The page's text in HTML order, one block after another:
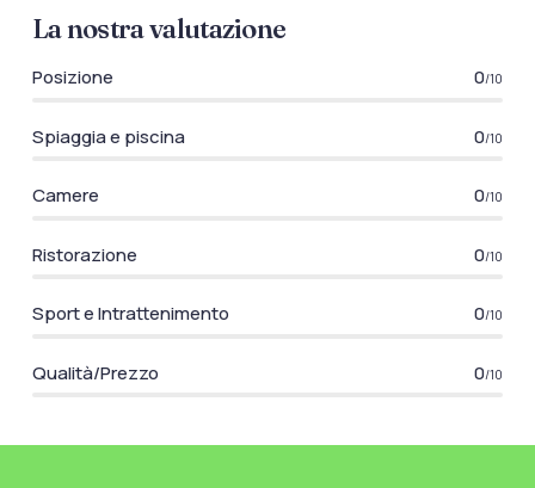
La nostra valutazione
Posizione 0/10
Spiaggia e piscina 0/10
Camere 0/10
Ristorazione 0/10
Sport e Intrattenimento 0/10
Qualità/Prezzo 0/10